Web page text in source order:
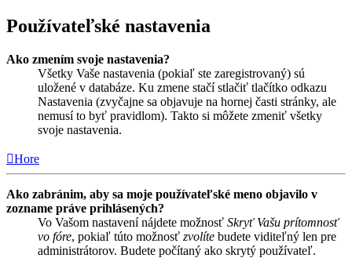
Používateľské nastavenia
Ako zmením svoje nastavenia?
Všetky Vaše nastavenia (pokiaľ ste zaregistrovaný) sú
uložené v databáze. Ku zmene stačí stlačiť tlačítko odkazu
Nastavenia (zvyčajne sa objavuje na hornej časti stránky, ale
nemusí to byť pravidlom). Takto si môžete zmeniť všetky
svoje nastavenia.
Hore
Ako zabránim, aby sa moje používateľské meno objavilo v
zozname práve prihlásených?
Vo Vašom nastavení nájdete možnosť Skryť Vašu prítomnosť
vo fóre, pokiaľ túto možnosť zvolíte budete viditeľný len pre
administrátorov. Budete počítaný ako skrytý používateľ.